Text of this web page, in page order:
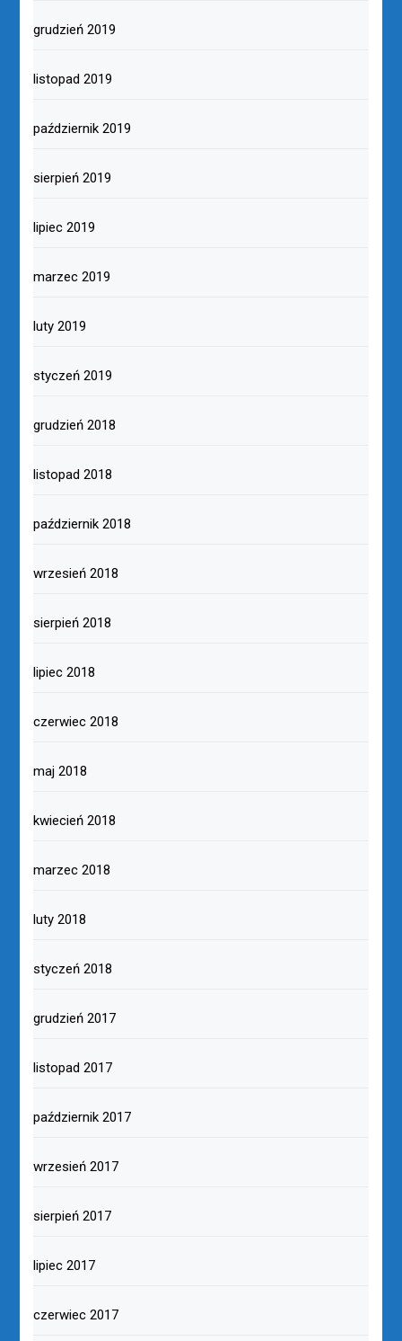
grudzień 2019
listopad 2019
październik 2019
sierpień 2019
lipiec 2019
marzec 2019
luty 2019
styczeń 2019
grudzień 2018
listopad 2018
październik 2018
wrzesień 2018
sierpień 2018
lipiec 2018
czerwiec 2018
maj 2018
kwiecień 2018
marzec 2018
luty 2018
styczeń 2018
grudzień 2017
listopad 2017
październik 2017
wrzesień 2017
sierpień 2017
lipiec 2017
czerwiec 2017